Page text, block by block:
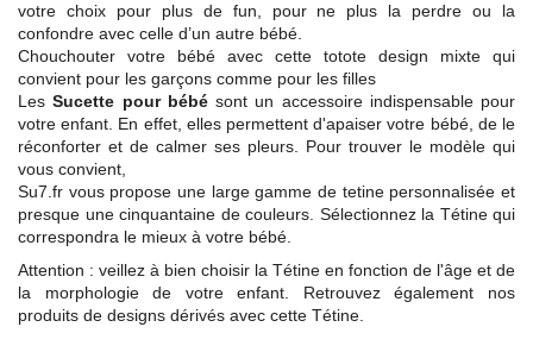
votre choix pour plus de fun, pour ne plus la perdre ou la
confondre avec celle d’un autre bébé.
Chouchouter votre bébé avec cette totote design mixte qui
convient pour les garçons comme pour les filles
LesSucette pour bébésont un accessoire indispensable pour
votre enfant. En effet, elles permettent d'apaiser votre bébé, de le
réconforter et de calmer ses pleurs. Pour trouver le modèle qui
vous convient,
Su7.fr vous propose une large gamme de tetine personnalisée et
presque une cinquantaine de couleurs. Sélectionnez la Tétine qui
correspondra le mieux à votre bébé.
Attention : veillez à bien choisir la Tétine en fonction de l'âge et de
la morphologie de votre enfant. Retrouvez également nos
produits de designs dérivés avec cette Tétine.